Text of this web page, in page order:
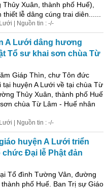
Thủy Xuân thành phố Huế),
thiết lễ dâng cúng trai diên......
| Nguồn tin : -/-
A Lưới dâng hương
Tổ sư khai sơn chùa Từ
Giáp Thìn, chư Tôn đức
huyện A Lưới về tại chùa Từ
Thủy Xuân thành phố Huế
chùa Từ Lâm - Huế nhân
| Nguồn tin : -/-
huyện A Lưới triển
chức Đại lễ Phật đản
Tổ đình Tường Vân, đường
thành phố Huế. Ban Trị sự Giáo